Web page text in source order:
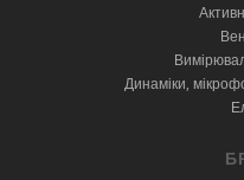
Динаміки,